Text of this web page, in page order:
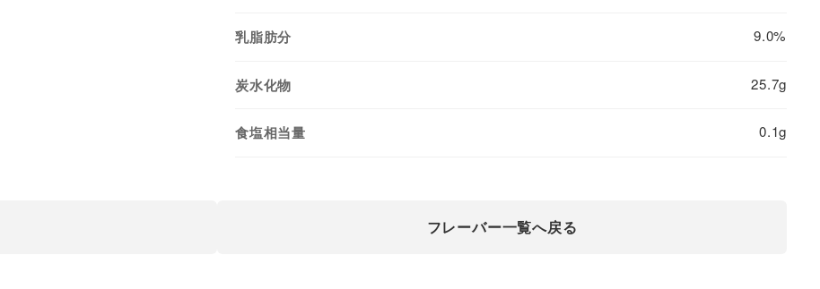
乳脂肪分 9.0%
炭水化物 25.7g
食塩相当量 0.1g
フレーバー一覧へ戻る